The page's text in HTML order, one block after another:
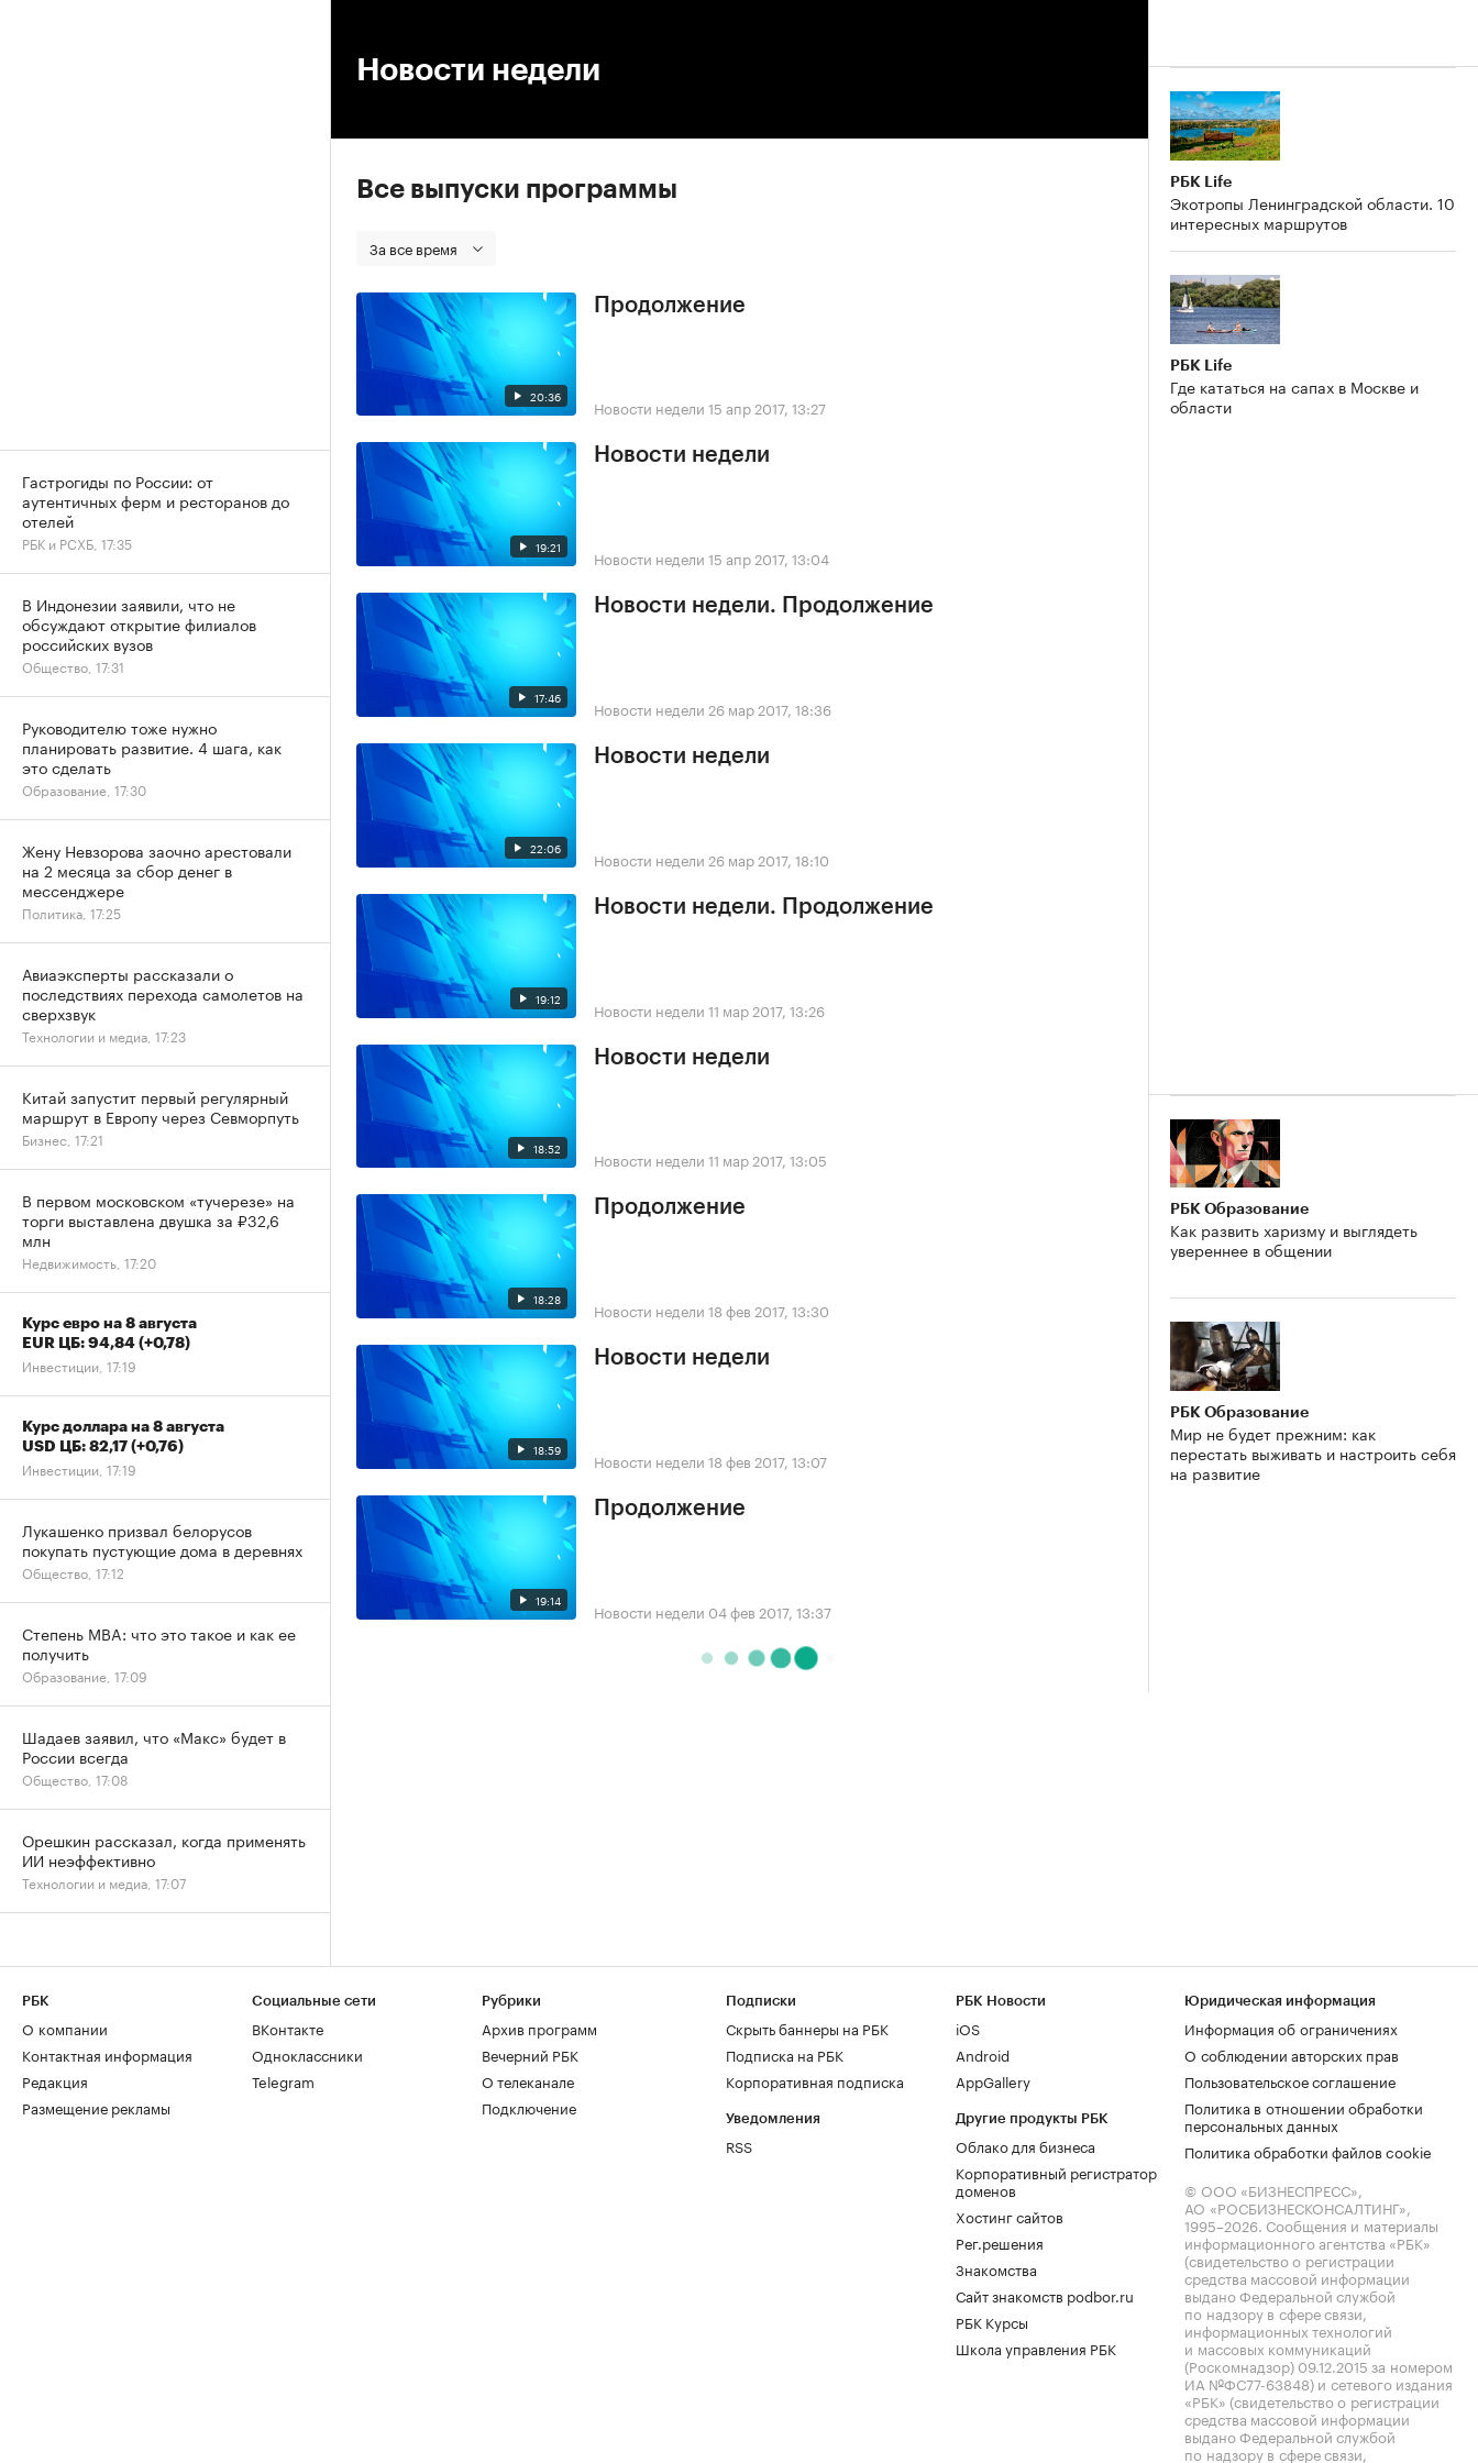
Новости недели
Все выпуски программы
За все время
20:36
Продолжение
Новости недели 15 апр 2017, 13:27
19:21
Новости недели
Новости недели 15 апр 2017, 13:04
17:46
Новости недели. Продолжение
Новости недели 26 мар 2017, 18:36
22:06
Новости недели
Новости недели 26 мар 2017, 18:10
19:12
Новости недели. Продолжение
Новости недели 11 мар 2017, 13:26
18:52
Новости недели
Новости недели 11 мар 2017, 13:05
18:28
Продолжение
Новости недели 18 фев 2017, 13:30
18:59
Новости недели
Новости недели 18 фев 2017, 13:07
19:14
Продолжение
Новости недели 04 фев 2017, 13:37
РБК Life
Экотропы Ленинградской области. 10
интересных маршрутов
РБК Life
Где кататься на сапах в Москве и
области
РБК Образование
Как развить харизму и выглядеть
увереннее в общении
РБК Образование
Мир не будет прежним: как
перестать выживать и настроить себя
на развитие
Гастрогиды по России: от
аутентичных ферм и ресторанов до
отелей
РБК и РСХБ, 17:35
В Индонезии заявили, что не
обсуждают открытие филиалов
российских вузов
Общество, 17:31
Руководителю тоже нужно
планировать развитие. 4 шага, как
это сделать
Образование, 17:30
Жену Невзорова заочно арестовали
на 2 месяца за сбор денег в
мессенджере
Политика, 17:25
Авиаэксперты рассказали о
последствиях перехода самолетов на
сверхзвук
Технологии и медиа, 17:23
Китай запустит первый регулярный
маршрут в Европу через Севморпуть
Бизнес, 17:21
В первом московском «тучерезе» на
торги выставлена двушка за ₽32,6
млн
Недвижимость, 17:20
Курс евро на 8 августа
EUR ЦБ: 94,84 (+0,78)
Инвестиции, 17:19
Курс доллара на 8 августа
USD ЦБ: 82,17 (+0,76)
Инвестиции, 17:19
Лукашенко призвал белорусов
покупать пустующие дома в деревнях
Общество, 17:12
Степень MBA: что это такое и как ее
получить
Образование, 17:09
Шадаев заявил, что «Макс» будет в
России всегда
Общество, 17:08
Орешкин рассказал, когда применять
ИИ неэффективно
Технологии и медиа, 17:07
РБК
О компании
Контактная информация
Редакция
Размещение рекламы
Социальные сети
ВКонтакте
Одноклассники
Telegram
Рубрики
Архив программ
Вечерний РБК
О телеканале
Подключение
Подписки
Скрыть баннеры на РБК
Подписка на РБК
Корпоративная подписка
Уведомления
RSS
РБК Новости
iOS
Android
AppGallery
Другие продукты РБК
Облако для бизнеса
Корпоративный регистратор
доменов
Хостинг сайтов
Рег.решения
Знакомства
Сайт знакомств podbor.ru
РБК Курсы
Школа управления РБК
Юридическая информация
Информация об ограничениях
О соблюдении авторских прав
Пользовательское соглашение
Политика в отношении обработки
персональных данных
Политика обработки файлов cookie
© ООО «БИЗНЕСПРЕСС»,
АО «РОСБИЗНЕСКОНСАЛТИНГ»,
1995–2026. Сообщения и материалы
информационного агентства «РБК»
(свидетельство о регистрации
средства массовой информации
выдано Федеральной службой
по надзору в сфере связи,
информационных технологий
и массовых коммуникаций
(Роскомнадзор) 09.12.2015 за номером
ИА №ФС77-63848) и сетевого издания
«РБК» (свидетельство о регистрации
средства массовой информации
выдано Федеральной службой
по надзору в сфере связи,